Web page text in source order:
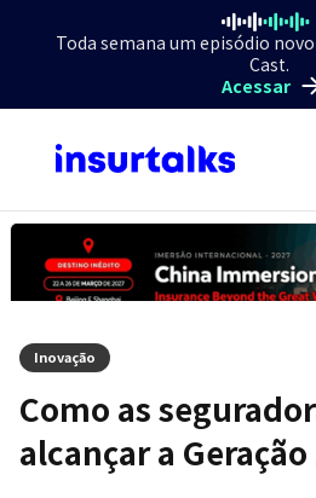
Toda semana um episódio
Cast.
Acessar
Inovação
Como as
alcançar a Geração